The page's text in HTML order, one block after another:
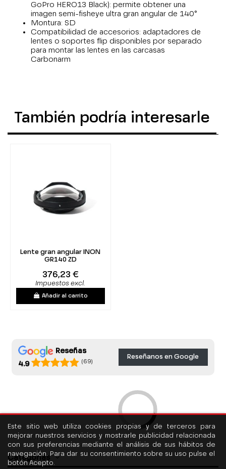
GoPro HERO13 Black): permite obtener una
imagen semi-fisheye ultra gran angular de 140°
Montura: SD
Compatibilidad de accesorios: adaptadores de
lentes o soportes flip disponibles por separado
para montar las lentes en las carcasas
Carbonarm
También podría interesarle
Lente gran angular INON
GR140 ZD
376,23 €
Impuestos excl.
Añadir al carrito
Reseñas
4.9
(69)
Reseñanos en Google
Categorías
Este sitio web utiliza cookies propias y de terceros para
mejorar nuestros servicios y mostrarle publicidad relacionada
con sus preferencias mediante el análisis de sus hábitos de
navegación. Para dar su consentimiento sobre su uso pulse el
botón Acepto.